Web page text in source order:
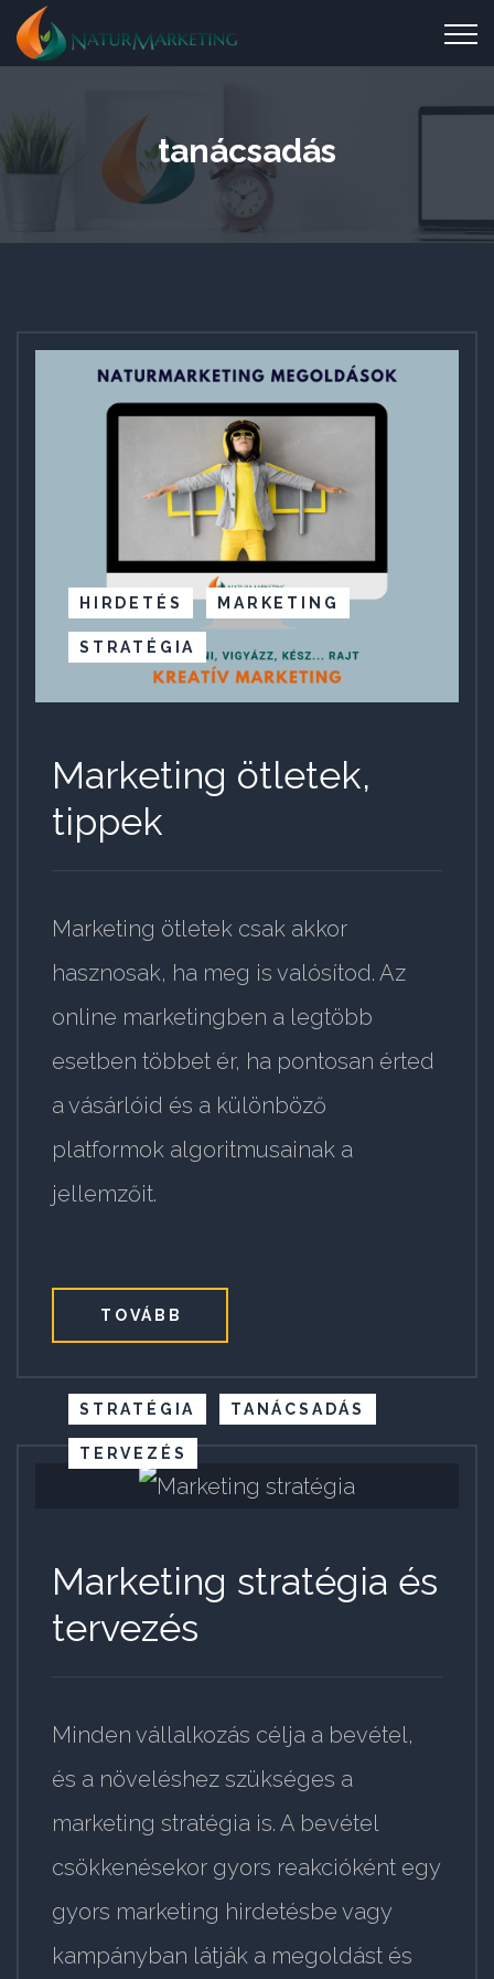
tanácsadás
HIRDETÉS MARKETING
STRATÉGIA
Marketing ötletek,
tippek
Marketing ötletek csak akkor
hasznosak, ha meg is valósítod. Az
online marketingben a legtöbb
esetben többet ér, ha pontosan érted
a vásárlóid és a különböző
platformok algoritmusainak a
jellemzőit.
TOVÁBB
STRATÉGIA TANÁCSADÁS
TERVEZÉS
Marketing stratégia és
tervezés
Minden vállalkozás célja a bevétel,
és a növeléshez szükséges a
marketing stratégia is. A bevétel
csökkenésekor gyors reakcióként egy
gyors marketing hirdetésbe vagy
kampányban látják a megoldást és